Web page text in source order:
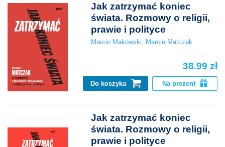
Jak zatrzymać koniec
świata. Rozmowy o religii,
prawie i polityce
Marcin Makowski Marcin Matczak
38.99 zł
Do koszyka Na prezent
Jak zatrzymać koniec
świata. Rozmowy o religii,
prawie i polityce